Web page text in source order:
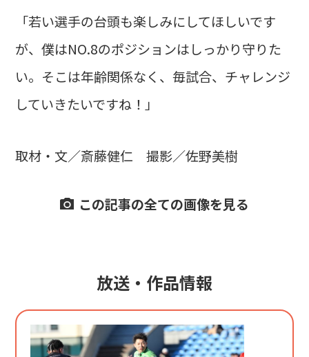
「若い選手の台頭も楽しみにしてほしいです
が、僕はNO.8のポジションはしっかり守りた
い。そこは年齢関係なく、毎試合、チャレンジ
していきたいですね！」
取材・文／斎藤健仁 撮影／佐野美樹
この記事の全ての画像を見る
放送・作品情報